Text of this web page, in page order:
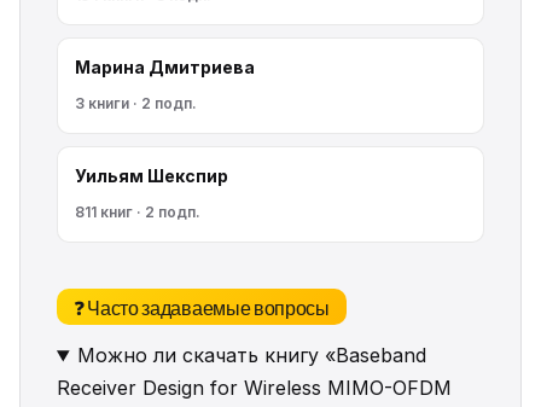
Марина Дмитриева
3 книги · 2 подп.
Уильям Шекспир
811 книг · 2 подп.
❓ Часто задаваемые вопросы
Можно ли скачать книгу «Baseband
Receiver Design for Wireless MIMO-OFDM